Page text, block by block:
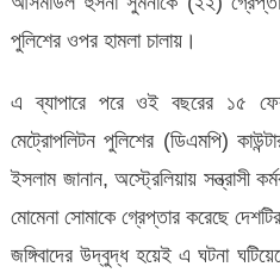
পুলিশের ওপর হামলা চালায়।
এ ব্যাপারে পরে ওই বছরের ১৫
মেট্রোপলিটন পুলিশের (ডিএমপি)
ইসলাম জানান, অস্ট্রেলিয়ায় সন্ত্রাসী
মোমেনা সোমাকে গ্রেপ্তার করেছে
জঙ্গিবাদের উদ্বুদ্ধ হয়েই এ ঘটনা